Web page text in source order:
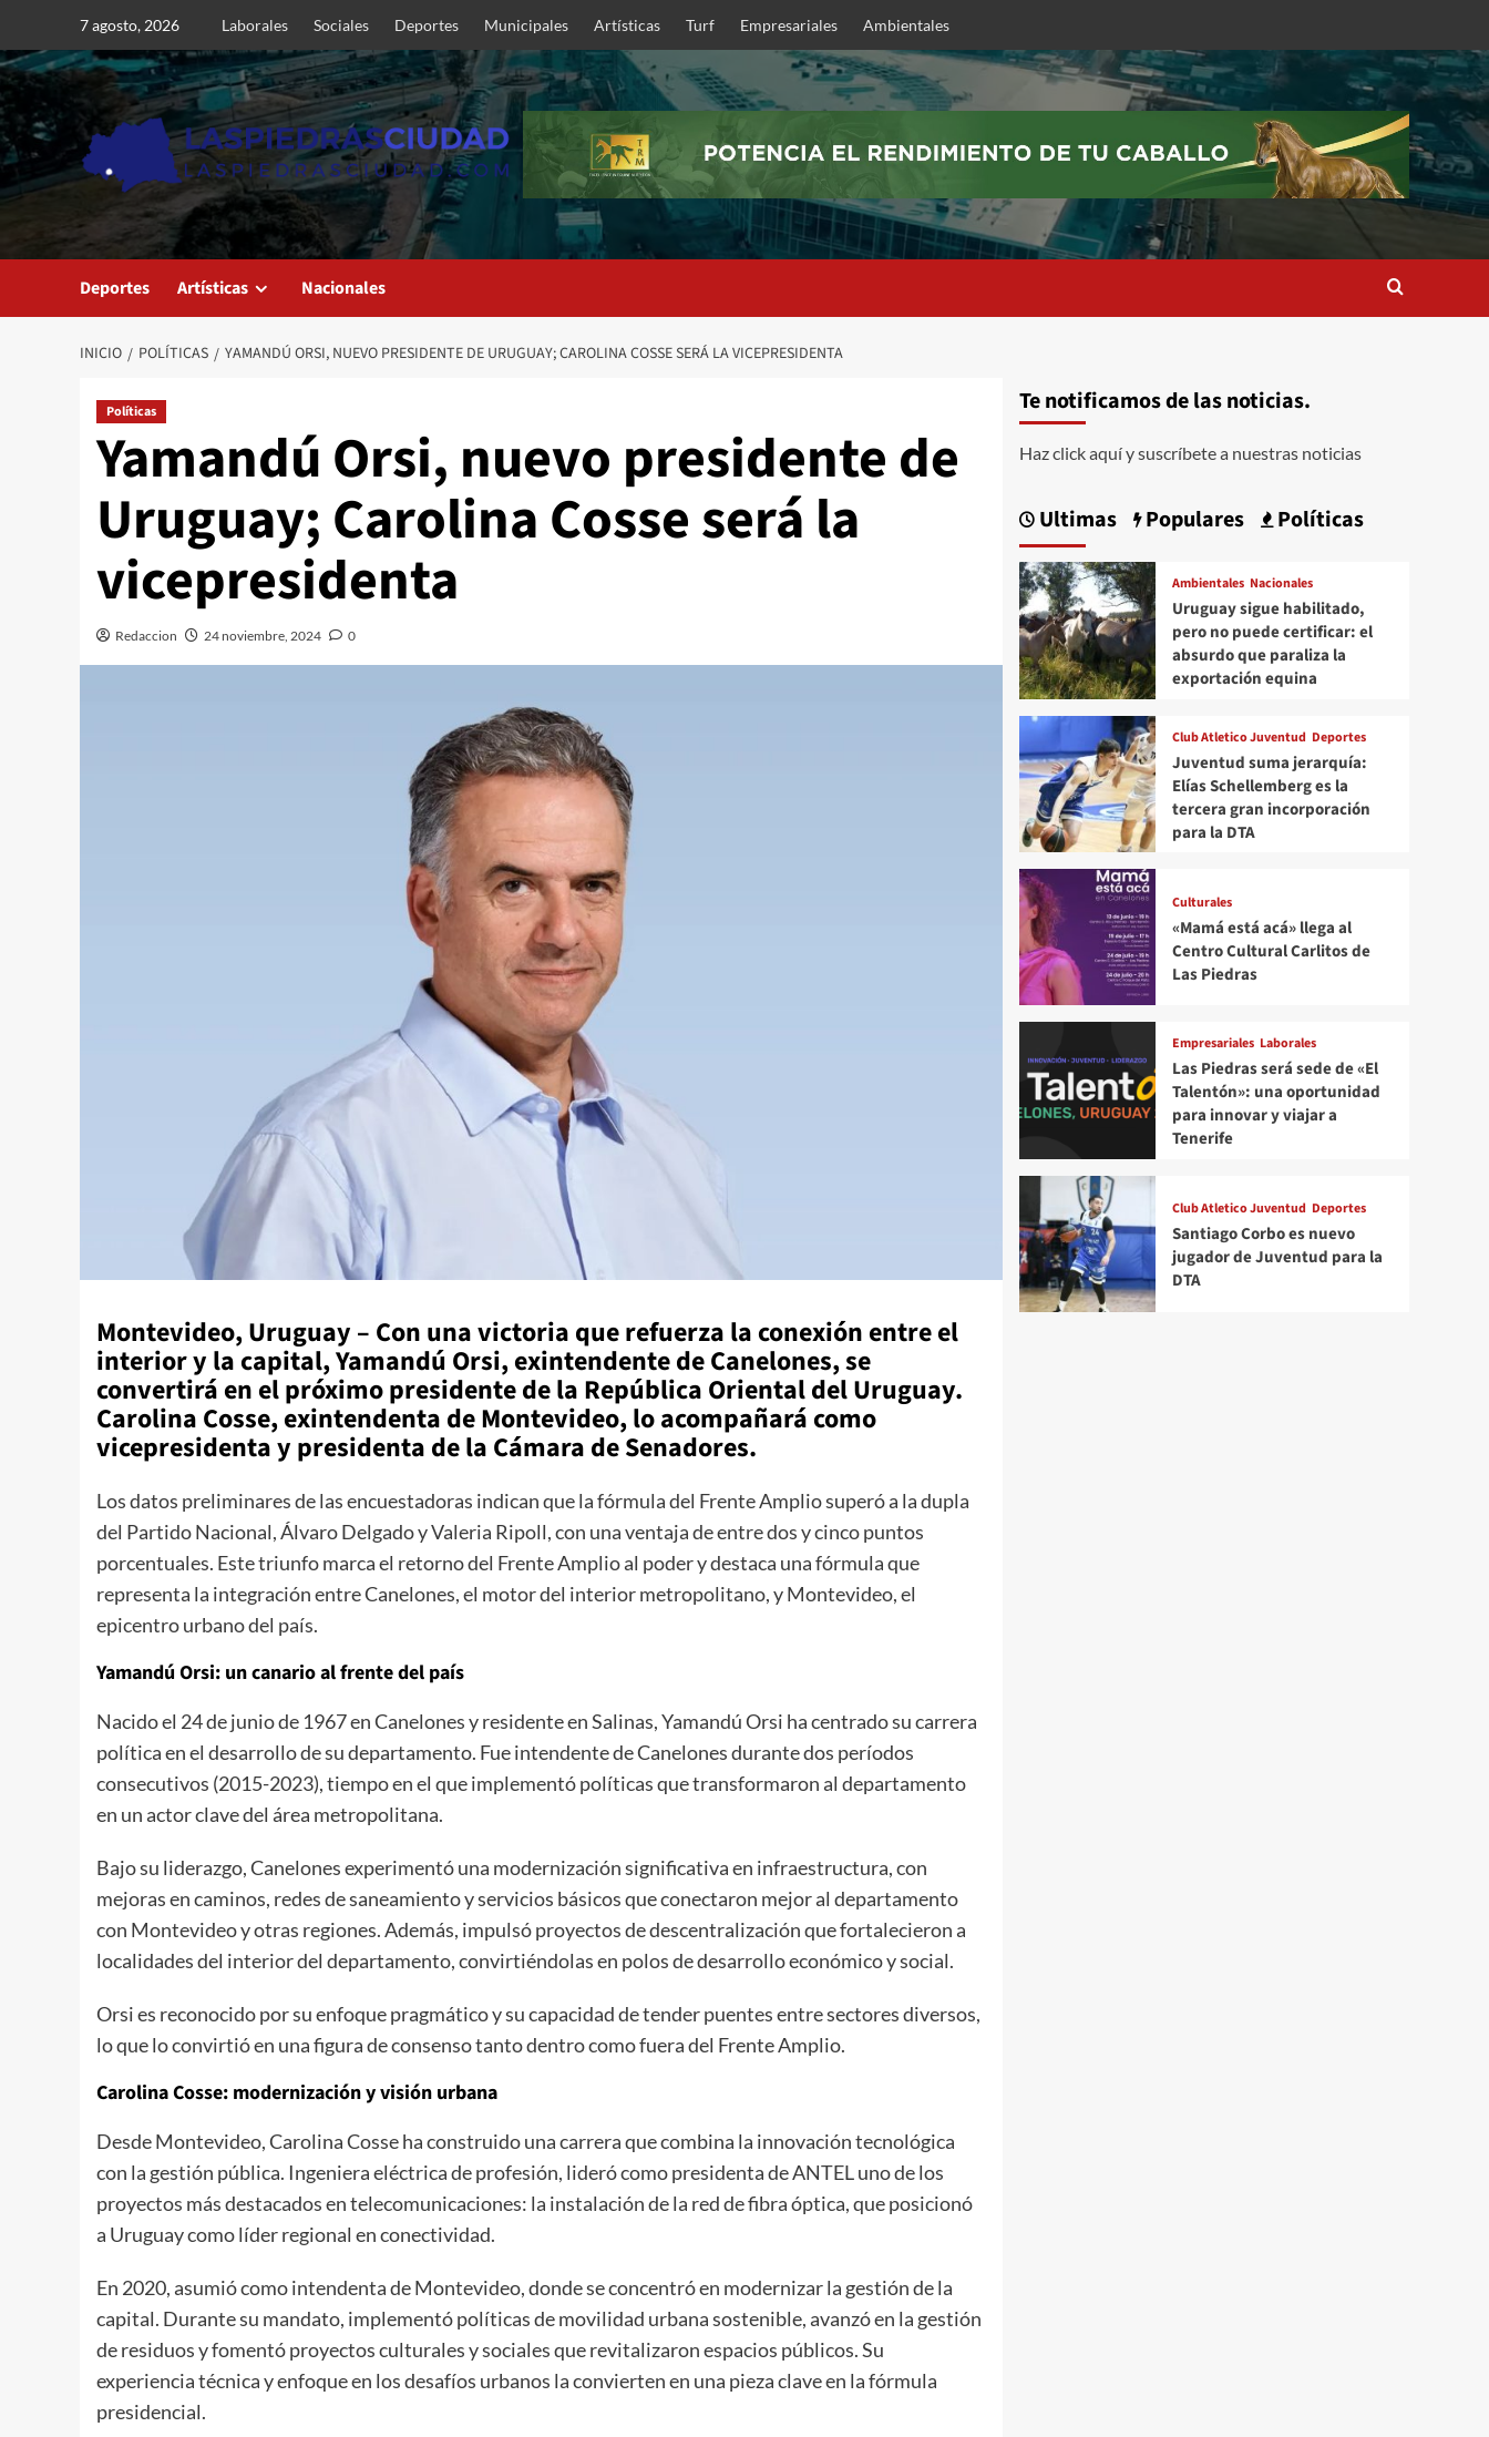
contenido
7 agosto, 2026 Laborales Sociales Deportes Municipales Artísticas Turf Empresariales Ambientales
Deportes Artísticas Nacionales
INICIO POLÍTICAS YAMANDÚ ORSI, NUEVO PRESIDENTE DE URUGUAY; CAROLINA COSSE SERÁ LA VICEPRESIDENTA
Políticas
Yamandú Orsi, nuevo presidente de
Uruguay; Carolina Cosse será la
vicepresidenta
Redaccion 24 noviembre, 2024 0
Montevideo, Uruguay – Con una victoria que refuerza la conexión entre el
interior y la capital, Yamandú Orsi, exintendente de Canelones, se
convertirá en el próximo presidente de la República Oriental del Uruguay.
Carolina Cosse, exintendenta de Montevideo, lo acompañará como
vicepresidenta y presidenta de la Cámara de Senadores.
Los datos preliminares de las encuestadoras indican que la fórmula del Frente Amplio superó a la dupla
del Partido Nacional, Álvaro Delgado y Valeria Ripoll, con una ventaja de entre dos y cinco puntos
porcentuales. Este triunfo marca el retorno del Frente Amplio al poder y destaca una fórmula que
representa la integración entre Canelones, el motor del interior metropolitano, y Montevideo, el
epicentro urbano del país.
Yamandú Orsi: un canario al frente del país
Nacido el 24 de junio de 1967 en Canelones y residente en Salinas, Yamandú Orsi ha centrado su carrera
política en el desarrollo de su departamento. Fue intendente de Canelones durante dos períodos
consecutivos (2015-2023), tiempo en el que implementó políticas que transformaron al departamento
en un actor clave del área metropolitana.
Bajo su liderazgo, Canelones experimentó una modernización significativa en infraestructura, con
mejoras en caminos, redes de saneamiento y servicios básicos que conectaron mejor al departamento
con Montevideo y otras regiones. Además, impulsó proyectos de descentralización que fortalecieron a
localidades del interior del departamento, convirtiéndolas en polos de desarrollo económico y social.
Orsi es reconocido por su enfoque pragmático y su capacidad de tender puentes entre sectores diversos,
lo que lo convirtió en una figura de consenso tanto dentro como fuera del Frente Amplio.
Carolina Cosse: modernización y visión urbana
Desde Montevideo, Carolina Cosse ha construido una carrera que combina la innovación tecnológica
con la gestión pública. Ingeniera eléctrica de profesión, lideró como presidenta de ANTEL uno de los
proyectos más destacados en telecomunicaciones: la instalación de la red de fibra óptica, que posicionó
a Uruguay como líder regional en conectividad.
En 2020, asumió como intendenta de Montevideo, donde se concentró en modernizar la gestión de la
capital. Durante su mandato, implementó políticas de movilidad urbana sostenible, avanzó en la gestión
de residuos y fomentó proyectos culturales y sociales que revitalizaron espacios públicos. Su
experiencia técnica y enfoque en los desafíos urbanos la convierten en una pieza clave en la fórmula
presidencial.
Te notificamos de las noticias.
Haz click aquí y suscríbete a nuestras noticias
Ultimas Populares Políticas
Ambientales Nacionales
Uruguay sigue habilitado,
pero no puede certificar: el
absurdo que paraliza la
exportación equina
Club Atletico Juventud Deportes
Juventud suma jerarquía:
Elías Schellemberg es la
tercera gran incorporación
para la DTA
Culturales
«Mamá está acá» llega al
Centro Cultural Carlitos de
Las Piedras
Empresariales Laborales
Las Piedras será sede de «El
Talentón»: una oportunidad
para innovar y viajar a
Tenerife
Club Atletico Juventud Deportes
Santiago Corbo es nuevo
jugador de Juventud para la
DTA